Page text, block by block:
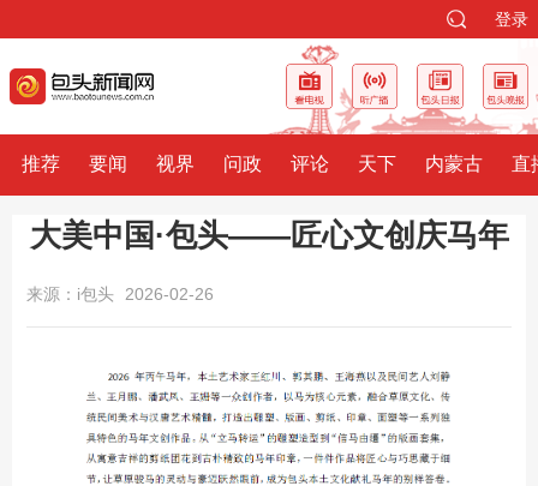
登录
推荐 要闻 视界 问政 评论 天下 内蒙古 直
大美中国·包头——匠心文创庆马年
来源：i包头 2026-02-26